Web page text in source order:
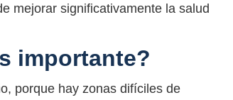
mejorar significativamente la salud
importante?
porque hay zonas difíciles de